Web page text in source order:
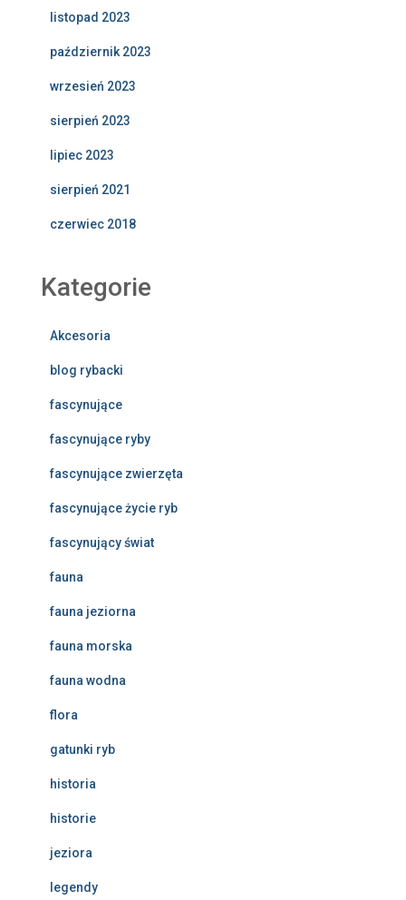
listopad 2023
październik 2023
wrzesień 2023
sierpień 2023
lipiec 2023
sierpień 2021
czerwiec 2018
Kategorie
Akcesoria
blog rybacki
fascynujące
fascynujące ryby
fascynujące zwierzęta
fascynujące życie ryb
fascynujący świat
fauna
fauna jeziorna
fauna morska
fauna wodna
flora
gatunki ryb
historia
historie
jeziora
legendy